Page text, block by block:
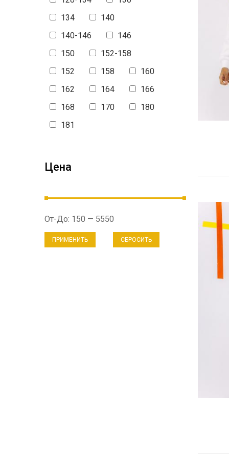
Miss Glory
Marions
NEWGEN
134
140
140-146
146
150
152-158
152
158
160
162
164
166
168
170
180
181
Цена
От-До: 150 — 5550
СБРОСИТЬ